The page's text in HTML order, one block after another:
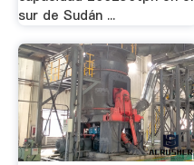
sur de Sudán ...